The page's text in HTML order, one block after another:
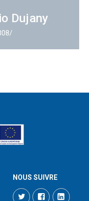
Dujany
NOUS SUIVRE
TwitterFacebook